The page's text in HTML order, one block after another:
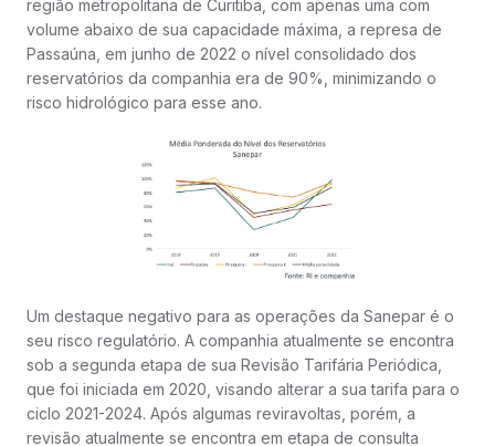
região metropolitana de Curitiba, com apenas uma com
volume abaixo de sua capacidade máxima, a represa de
Passaúna, em junho de 2022 o nível consolidado dos
reservatórios da companhia era de 90%, minimizando o
risco hidrológico para esse ano.
Um destaque negativo para as operações da Sanepar é o
seu risco regulatório. A companhia atualmente se encontra
sob a segunda etapa de sua Revisão Tarifária Periódica,
que foi iniciada em 2020, visando alterar a sua tarifa para o
ciclo 2021-2024. Após algumas reviravoltas, porém, a
revisão atualmente se encontra em etapa de consulta